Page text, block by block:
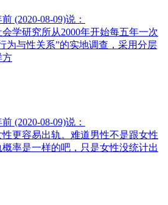
(2020-08-09)说：
学研究所从2000年开始每五年一次
为与性关系”的实地调查，采用分层
方
(2020-08-09)说：
更容易出轨。难道男性不是跟女性
率是一样的吧，只是女性没统计出